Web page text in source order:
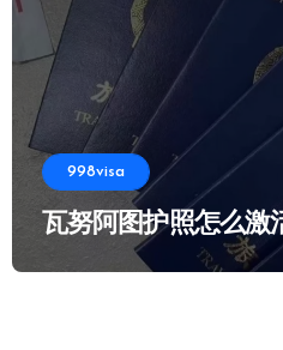
998visa
瓦努阿图护照怎么激